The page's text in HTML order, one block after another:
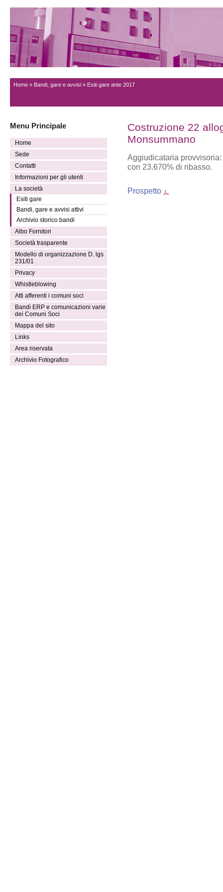
Home » Bandi, gare e avvisi » Esiti gare ante 2017
Menu Principale
Home
Sede
Contatti
Informazioni per gli utenti
La società
Esiti gare
Bandi, gare e avvisi attivi
Archivio storico bandi
Albo Fornitori
Società trasparente
Modello di organizzazione D. lgs
231/01
Privacy
Whistleblowing
Atti afferenti i comuni soci
Bandi ERP e comunicazioni varie
dei Comuni Soci
Mappa del sito
Links
Area riservata
Archivio Fotografico
Costruzione 22
Monsummano
Aggiudicataria
con 23.670% di ribasso.
Prospetto